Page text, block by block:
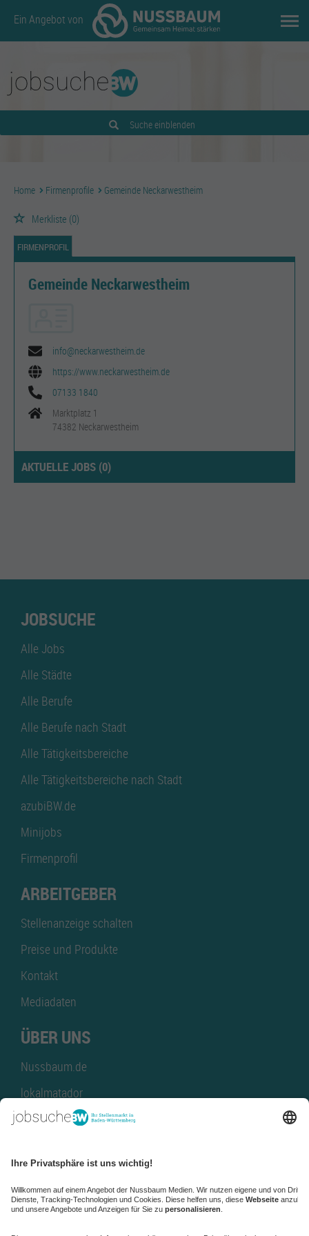
Ein Angebot von
Suche einblenden
Home Firmenprofile Gemeinde Neckarwestheim
Merkliste (0)
FIRMENPROFIL
Gemeinde Neckarwestheim
info@neckarwestheim.de
https://www.neckarwestheim.de
07133 1840
Marktplatz 1
74382 Neckarwestheim
AKTUELLE JOBS (0)
JOBSUCHE
Alle Jobs
Alle Städte
Alle Berufe
Alle Berufe nach Stadt
Alle Tätigkeitsbereiche
Alle Tätigkeitsbereiche nach Stadt
azubiBW.de
Minijobs
Firmenprofil
ARBEITGEBER
Stellenanzeige schalten
Preise und Produkte
Kontakt
Mediadaten
ÜBER UNS
Nussbaum.de
lokalmatador
kaufinBW
NussbaumID
Nussbaum Medien